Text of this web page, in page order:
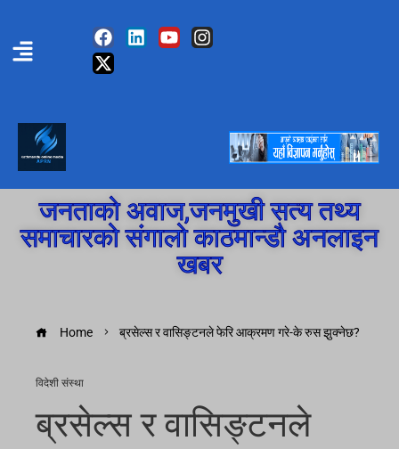
जनताको अवाज,जनमुखी सत्य तथ्य
समाचारको संगालो काठमान्डौ अनलाइन
खबर
Home ब्रसेल्स र वासिङ्टनले फेरि आक्रमण गरे-के रुस झुक्नेछ?
विदेशी संस्था
ब्रसेल्स र वासिङ्टनले